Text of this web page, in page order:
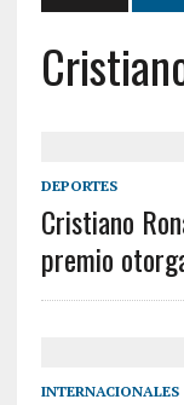
DEPORTES
Cristiano
premio
INTERNACIONALES